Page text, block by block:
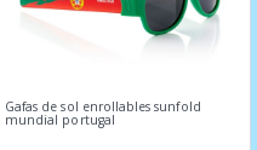
Gafas de sol enrollables sunfold
mundial portugal